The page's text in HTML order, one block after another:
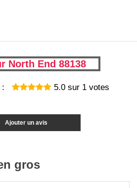
North End 88138
: 5.0 sur 1 votes
Ajouter un avis
gros